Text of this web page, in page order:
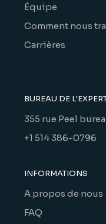
Équipe
Comment nous
Carrières
BUREAU DE
355 rue Peel
+1 514 386-0796
INFORMATIONS
A propos de nous
FAQ